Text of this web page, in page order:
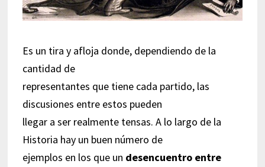
Es un tira y afloja donde, dependiendo de la
cantidad de
representantes que tiene cada partido, las
discusiones entre estos pueden
llegar a ser realmente tensas. A lo largo de la
Historia hay un buen número de
ejemplos en los que un desencuentro entre